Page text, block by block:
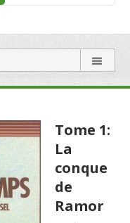
Tome 1:
La
conque
de
Ramor